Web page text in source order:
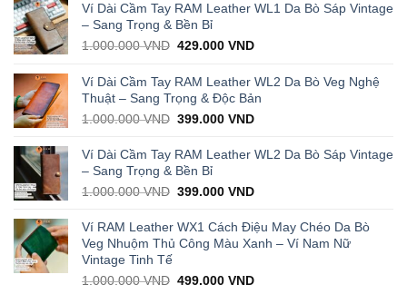
Ví Dài Cầm Tay RAM Leather WL1 Da Bò Sáp Vintage
– Sang Trọng & Bền Bỉ
1.000.000VND Original
was:
1.000.000 VND.
429.000VNDCurrent
is:
429.000 VND.
Ví Dài Cầm Tay RAM Leather WL2 Da Bò Veg Nghệ
Thuật – Sang Trọng & Độc Bản
1.000.000VND Original
was:
1.000.000 VND.
399.000VNDCurrent
is:
Ví Dài Cầm Tay RAM Leather WL2 Da Bò Sáp Vintage
– Sang Trọng & Bền Bỉ
1.000.000VND Original
was:
1.000.000 VND.
399.000VNDCurrent
is:
399.000 VND.
Ví RAM Leather WX1 Cách Điệu May Chéo Da Bò
Veg Nhuộm Thủ Công Màu Xanh – Ví Nam Nữ
Vintage Tinh Tế
1.000.000VND Original
499.000VNDCurrent